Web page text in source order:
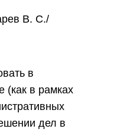
В. С./
в
(как в рамках
дел в